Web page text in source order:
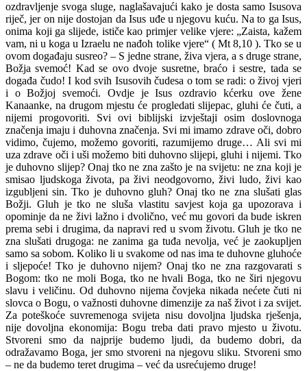
ozdravljenje svoga sluge, naglašavajući kako je dosta samo Isusova
riječ, jer on nije dostojan da Isus uđe u njegovu kuću. Na to ga Isus,
onima koji ga slijede, ističe kao primjer velike vjere: „Zaista, kažem
vam, ni u koga u Izraelu ne nađoh tolike vjere“ ( Mt 8,10 ). Tko se u
ovom događaju susreo? – S jedne strane, živa vjera, a s druge strane,
Božja svemoć! Kad se ovo dvoje susretne, braćo i sestre, tada se
događa čudo! I kod svih Isusovih čudesa o tom se radi: o živoj vjeri
i o Božjoj svemoći. Ovdje je Isus ozdravio kćerku ove žene
Kanaanke, na drugom mjestu će progledati slijepac, gluhi će čuti, a
nijemi progovoriti. Svi ovi biblijski izvještaji osim doslovnoga
značenja imaju i duhovna značenja. Svi mi imamo zdrave oči, dobro
vidimo, čujemo, možemo govoriti, razumijemo druge… Ali svi mi
uza zdrave oči i uši možemo biti duhovno slijepi, gluhi i nijemi. Tko
je duhovno slijep? Onaj tko ne zna zašto je na svijetu: ne zna koji je
smisao ljudskoga života, pa živi neodgovorno, živi ludo, živi kao
izgubljeni sin. Tko je duhovno gluh? Onaj tko ne zna slušati glas
Božji. Gluh je tko ne sluša vlastitu savjest koja ga upozorava i
opominje da ne živi lažno i dvolično, već mu govori da bude iskren
prema sebi i drugima, da napravi red u svom životu. Gluh je tko ne
zna slušati drugoga: ne zanima ga tuđa nevolja, već je zaokupljen
samo sa sobom. Koliko li u svakome od nas ima te duhovne gluhoće
i sljepoće! Tko je duhovno nijem? Onaj tko ne zna razgovarati s
Bogom: tko ne moli Boga, tko ne hvali Boga, tko ne širi njegovu
slavu i veličinu. Od duhovno nijema čovjeka nikada nećete čuti ni
slovca o Bogu, o važnosti duhovne dimenzije za naš život i za svijet.
Za poteškoće suvremenoga svijeta nisu dovoljna ljudska rješenja,
nije dovoljna ekonomija: Bogu treba dati pravo mjesto u životu.
Stvoreni smo da najprije budemo ljudi, da budemo dobri, da
odražavamo Boga, jer smo stvoreni na njegovu sliku. Stvoreni smo
– ne da budemo teret drugima – već da usrećujemo druge!